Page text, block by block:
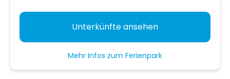
Unterkünfte ansehen
Mehr Infos zum Ferienpark